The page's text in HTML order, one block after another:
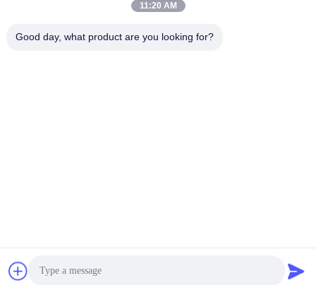
N°53, Science Avenue, district de haute technologie,
Fournisseur. © de Copyright 2024-2026 Anhui Fuguang Import
and Export Trading Co., Ltd. . Tous droits réservés.
11:20 AM
Good day, what product are you looking for?